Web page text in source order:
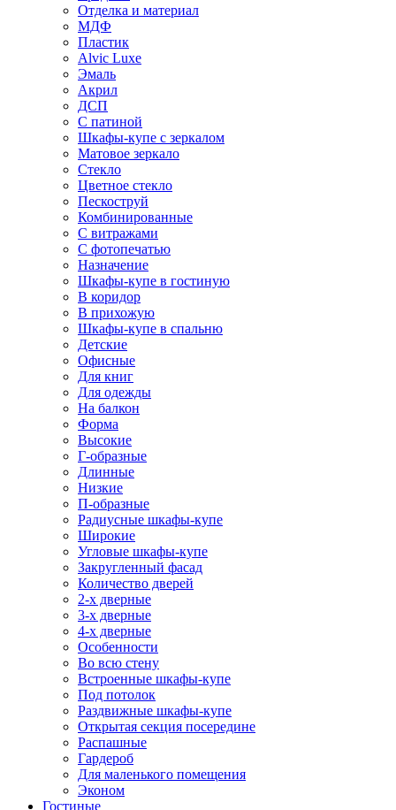
Отделка и материал
МДФ
Пластик
Alvic Luxe
Эмаль
Акрил
ДСП
С патиной
Шкафы-купе с зеркалом
Матовое зеркало
Стекло
Цветное стекло
Пескоструй
Комбинированные
С витражами
С фотопечатью
Назначение
Шкафы-купе в гостиную
В коридор
В прихожую
Шкафы-купе в спальню
Детские
Офисные
Для книг
Для одежды
На балкон
Форма
Высокие
Г-образные
Длинные
Низкие
П-образные
Радиусные шкафы-купе
Широкие
Угловые шкафы-купе
Закругленный фасад
Количество дверей
2-х дверные
3-х дверные
4-х дверные
Особенности
Во всю стену
Встроенные шкафы-купе
Под потолок
Раздвижные шкафы-купе
Открытая секция посередине
Распашные
Гардероб
Для маленького помещения
Эконом
Гостиные